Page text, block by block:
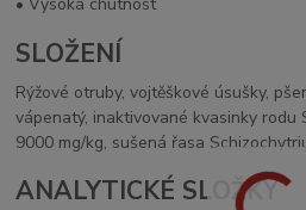
• Vysoká chutnost
SLOŽENÍ
Rýžové otruby, vojtěškové úsušky,
vápenatý, inaktivované kvasinky rodu
9000 mg/kg, sušená řasa
ANALYTICKÉ SLOŽKY